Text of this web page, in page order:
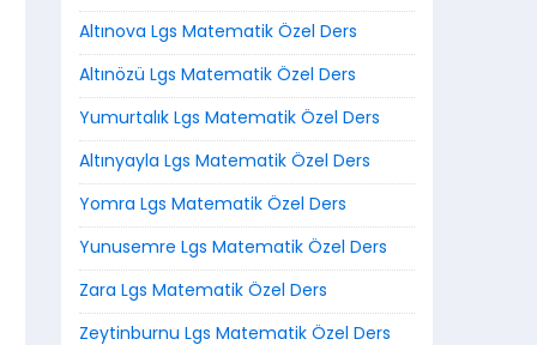
Altınova Lgs Matematik Özel Ders
Altınözü Lgs Matematik Özel Ders
Yumurtalık Lgs Matematik Özel Ders
Altınyayla Lgs Matematik Özel Ders
Yomra Lgs Matematik Özel Ders
Yunusemre Lgs Matematik Özel Ders
Zara Lgs Matematik Özel Ders
Zeytinburnu Lgs Matematik Özel Ders